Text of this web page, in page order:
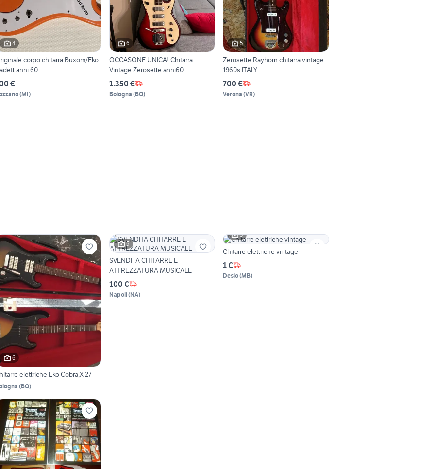
4
corpo chitarra Buxom/Eko
anni 60
€
(MI)
6
OCCASONE UNICA! Chitarra
Vintage Zerosette anni60
1.350 €
Bologna (BO)
5
Zerosette Rayhorn chitarra vintage
1960s ITALY
700 €
Verona (VR)
6
elettriche Eko Cobra,X 27
(BO)
5
SVENDITA CHITARRE E
ATTREZZATURA MUSICALE
100 €
Napoli(NA)
5
Chitarre elettriche vintage
1 €
Desio(MB)